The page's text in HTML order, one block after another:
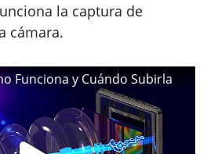
la captura de
cámara.
Funciona y Cuándo Subirla